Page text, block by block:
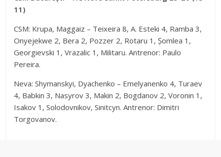
11)
CSM: Krupa, Maggaiz – Teixeira 8, A. Esteki 4, Ramba 3,
Onyejekwe 2, Bera 2, Pozzer 2, Rotaru 1, Șomlea 1,
Georgievski 1, Vrazalic 1, Militaru. Antrenor: Paulo
Pereira.
Neva: Shymanskyi, Dyachenko – Emelyanenko 4, Turaev
4, Babkin 3, Nasyrov 3, Makin 2, Bogdanov 2, Voronin 1,
Isakov 1, Solodovnikov, Sinitcyn. Antrenor: Dimitri
Torgovanov.